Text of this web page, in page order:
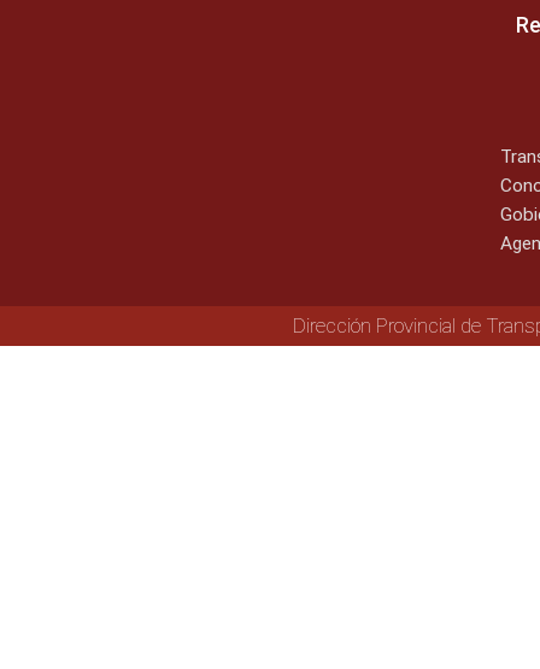
Dirección Provincial de